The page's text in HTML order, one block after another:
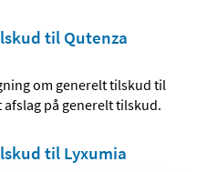
til Qutenza
om generelt tilskud til
på generelt tilskud.
til Lyxumia